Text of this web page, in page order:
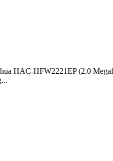
HAC-HFW2221EP (2.0